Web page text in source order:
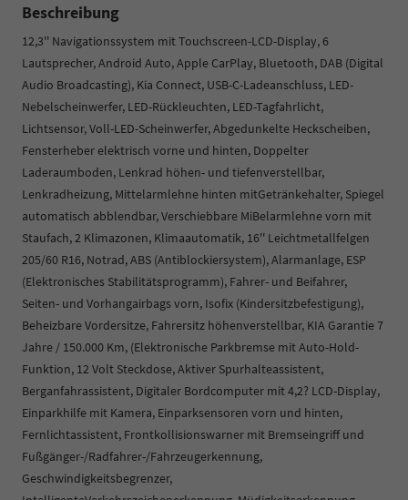
Beschreibung
12,3'' Navigationssystem mit Touchscreen-LCD-Display, 6
Lautsprecher, Android Auto, Apple CarPlay, Bluetooth, DAB (Digital
Audio Broadcasting), Kia Connect, USB-C-Ladeanschluss, LED-
Nebelscheinwerfer, LED-Rückleuchten, LED-Tagfahrlicht,
Lichtsensor, Voll-LED-Scheinwerfer, Abgedunkelte Heckscheiben,
Fensterheber elektrisch vorne und hinten, Doppelter
Laderaumboden, Lenkrad höhen- und tiefenverstellbar,
Lenkradheizung, Mittelarmlehne hinten mitGetränkehalter, Spiegel
automatisch abblendbar, Verschiebbare MiBelarmlehne vorn mit
Staufach, 2 Klimazonen, Klimaautomatik, 16'' Leichtmetallfelgen
205/60 R16, Notrad, ABS (Antiblockiersystem), Alarmanlage, ESP
(Elektronisches Stabilitätsprogramm), Fahrer- und Beifahrer,
Seiten- und Vorhangairbags vorn, Isofix (Kindersitzbefestigung),
Beheizbare Vordersitze, Fahrersitz höhenverstellbar, KIA Garantie 7
Jahre / 150.000 Km, (Elektronische Parkbremse mit Auto-Hold-
Funktion, 12 Volt Steckdose, Aktiver Spurhalteassistent,
Berganfahrassistent, Digitaler Bordcomputer mit 4,2? LCD-Display,
Einparkhilfe mit Kamera, Einparksensoren vorn und hinten,
Fernlichtassistent, Frontkollisionswarner mit Bremseingriff und
Fußgänger-/Radfahrer-/Fahrzeugerkennung,
Geschwindigkeitsbegrenzer,